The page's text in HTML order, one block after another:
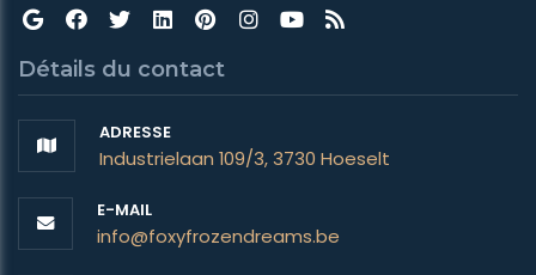
Détails du contact
ADRESSE
Industrielaan 109/3, 3730 Hoeselt
E-MAIL
info@foxyfrozendreams.be